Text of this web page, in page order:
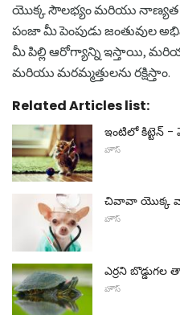
యొక్క సౌలభ్యం మరియు నాణ్యత
పంజా మీ పెంపుడు జంతువుల
మీ పిల్లి ఆరోగ్యాన్ని ఇస్తాయి,
మరియు మరమ్మత్తులను రక్షిస్తాం.
Related Articles list:
ఇంటిలో కిట్టెన్
హౌస్
చివావా యొక్క
హౌస్
ఎర్రని
హౌస్